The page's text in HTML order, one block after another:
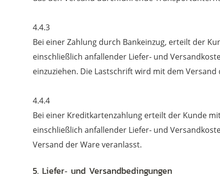
4.4.3
Bei einer Zahlung durch Bankeinzug, erteilt der
einschließlich anfallender Liefer‐ und
einzuziehen. Die Lastschrift wird mit dem Versand
4.4.4
Bei einer Kreditkartenzahlung erteilt der Kunde
einschließlich anfallender Liefer‐ und
Versand der Ware veranlasst.
5. Liefer‐ und Versandbedingungen